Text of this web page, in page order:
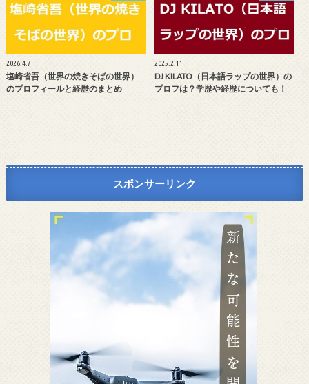
2026.4.7
塩崎省吾（世界の焼きそばの世界）
のプロフィールと経歴のまとめ
2025.2.11
DJ KILATO（日本語ラップの世界）の
プロフは？学歴や経歴についても！
スポンサーリンク